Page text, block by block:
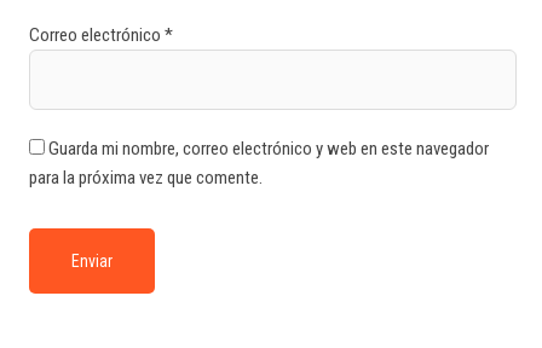
Correo electrónico *
Guarda mi nombre, correo electrónico y web en este navegador
para la próxima vez que comente.